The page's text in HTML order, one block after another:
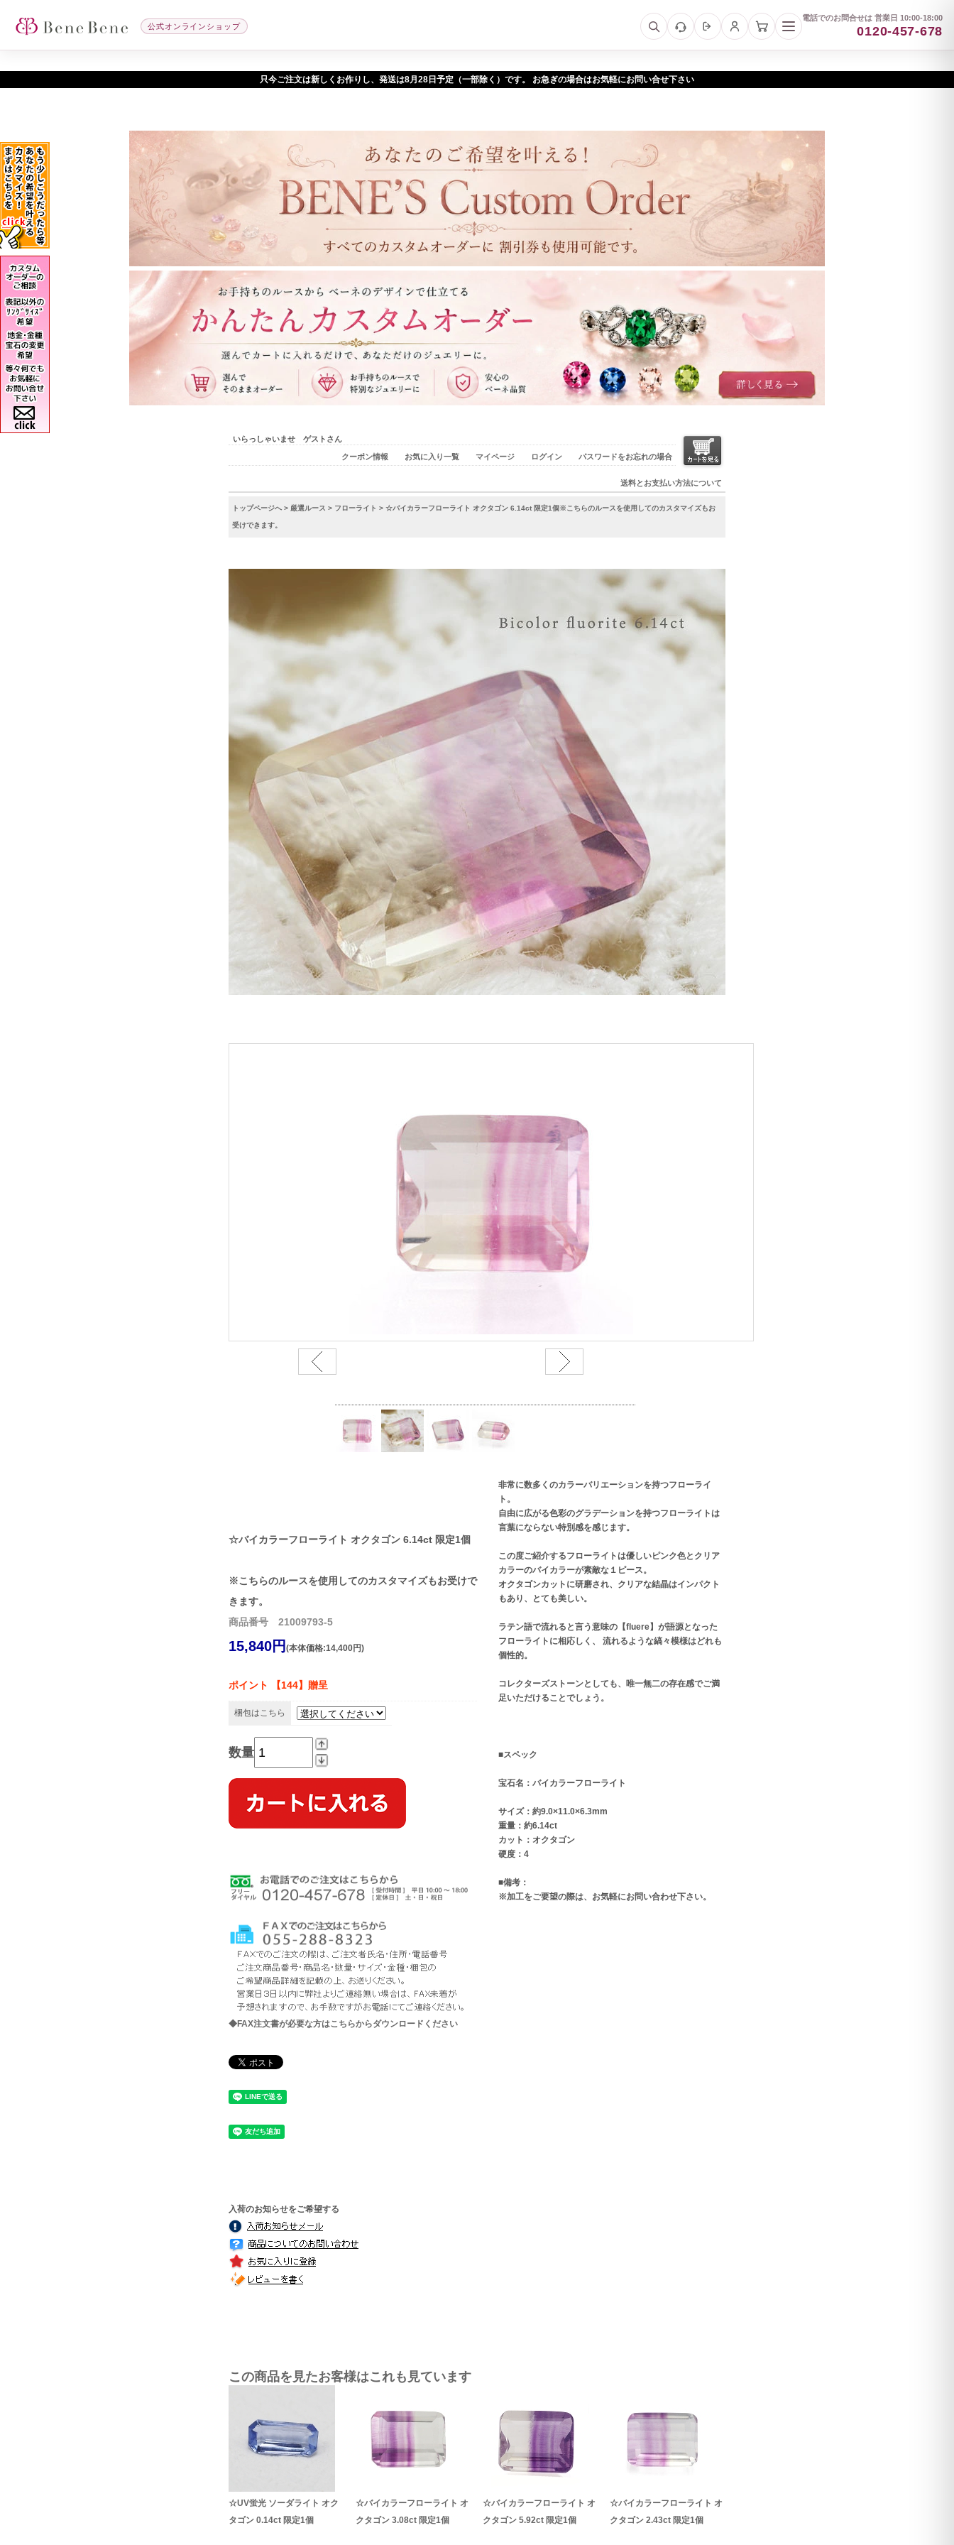
只今ご注文は新しくお作りし、発送は 予定（一部除く）です。 お急ぎの場合はお気軽にお問い合せ下さい
公式オンラインショップ
電話でのお問合せは 営業日 10:00-18:00
0120-457-678
いらっしゃいませ ゲストさん
クーポン情報 お気に入り一覧 マイページ ログイン パスワードをお忘れの場合
送料とお支払い方法について
トップページへ > 厳選ルース > フローライト > ☆バイカラーフローライト オクタゴン 6.14ct 限定1個※こちらのルースを使用してのカスタマイズもお
受けできます。
非常に数多くのカラーバリエーションを持つフローライ
ト。
自由に広がる色彩のグラデーションを持つフローライトは
言葉にならない特別感を感じます。
この度ご紹介するフローライトは優しいピンク色とクリア
カラーのバイカラーが素敵な１ピース。
オクタゴンカットに研磨され、クリアな結晶はインパクト
もあり、とても美しい。
ラテン語で流れると言う意味の【fluere】が語源となった
フローライトに相応しく、 流れるような縞々模様はどれも
個性的。
コレクターズストーンとしても、唯一無二の存在感でご満
足いただけることでしょう。
■スペック
宝石名：バイカラーフローライト
サイズ：約9.0×11.0×6.3mm
重量：約6.14ct
カット：オクタゴン
硬度：4
■備考：
※加工をご要望の際は、お気軽にお問い合わせ下さい。
☆バイカラーフローライト オクタゴン 6.14ct 限定1個
※こちらのルースを使用してのカスタマイズもお受けで
きます。
商品番号 21009793-5
15,840円 (本体価格:14,400円)
ポイント 【144】贈呈
梱包はこちら
数量
◆FAX注文書が必要な方はこちらからダウンロードください
入荷のお知らせをご希望する
この商品を見たお客様はこれも見ています
☆UV蛍光 ソーダライト オク
タゴン 0.14ct 限定1個
☆バイカラーフローライト オ
クタゴン 3.08ct 限定1個
☆バイカラーフローライト オ
クタゴン 5.92ct 限定1個
☆バイカラーフローライト オ
クタゴン 2.43ct 限定1個